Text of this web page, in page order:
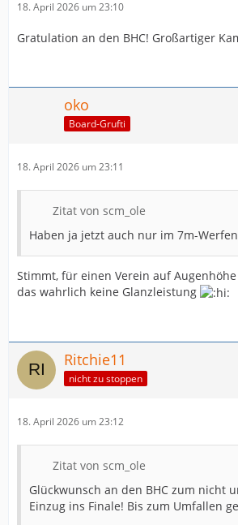
18. April 2026 um 23:10
Gratulation an den BHC! Großartiger
oko
Board-Grufti
18. April 2026 um 23:11
Zitat von scm_ole
Haben ja jetzt auch nur im 7m-
Stimmt, für einen Verein auf
das wahrlich keine Glanzleistung
Ritchie11
nicht zu stoppen
18. April 2026 um 23:12
Zitat von scm_ole
Glückwunsch an den BHC zum nicht
Einzug ins Finale! Bis zum Umfallen